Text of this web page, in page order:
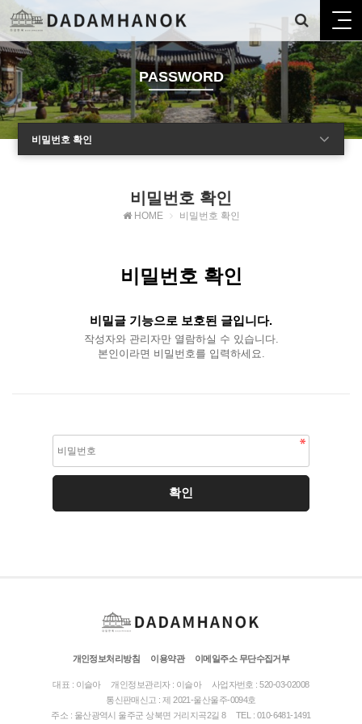
PASSWORD
비밀번호 확인
비밀번호 확인
HOME 비밀번호 확인
비밀번호 확인
비밀글 기능으로 보호된 글입니다.
작성자와 관리자만 열람하실 수 있습니다.
본인이라면 비밀번호를 입력하세요.
개인정보처리방침 이용약관 이메일주소 무단수집거부
대표 : 이슬아 개인정보관리자 : 이슬아
사업자번호 : 520-03-02008
통신판매신고 : 제 2021-울산울주-0094호
주소 : 울산광역시 울주군 상북면 거리지곡2길 8
TEL : 010-6481-1491